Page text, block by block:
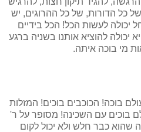
כל הדורות, של כל ההרוגים, יש
יכולה לעשות הכל! הכל בידיים
יכולה להוציא אותנו בשניה ברגע
מי בוכה איתה.
בוכה! הכוכבים בוכים! המזלות
בוכים עם השכינה! מסופר על ר'
שהוא כבר חלש ולא יכול לקום